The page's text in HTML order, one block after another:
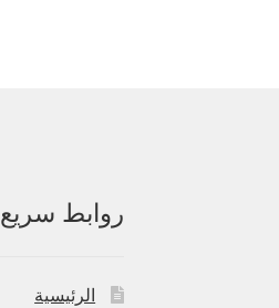
روابط سريع
الرئيسية